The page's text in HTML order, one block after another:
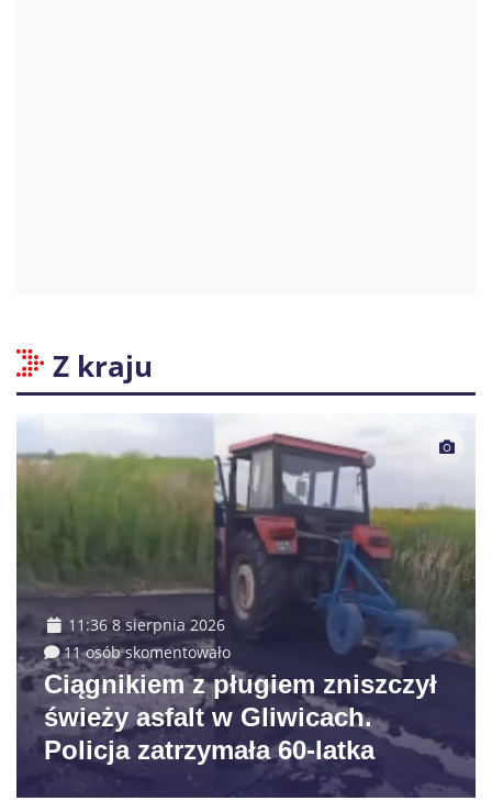
Z kraju
11:36 8 sierpnia 2026
11 osób skomentowało
Ciągnikiem z pługiem zniszczył
świeży asfalt w Gliwicach.
Policja zatrzymała 60-latka